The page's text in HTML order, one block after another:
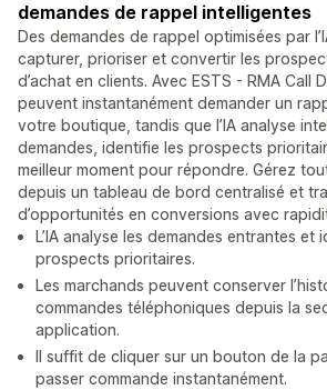
demandes de rappel intelligentes
Des demandes de rappel optimisées par
capturer, prioriser et convertir les
d’achat en clients. Avec ESTS - RMA Call
peuvent instantanément demander un
votre boutique, tandis que l’IA analyse
demandes, identifie les prospects
meilleur moment pour répondre. Gérez
depuis un tableau de bord centralisé et
d’opportunités en conversions avec
L’IA analyse les demandes entrantes et
prospects prioritaires.
Les marchands peuvent conserver
commandes téléphoniques depuis la
application.
Il suffit de cliquer sur un bouton de la
passer commande instantanément.